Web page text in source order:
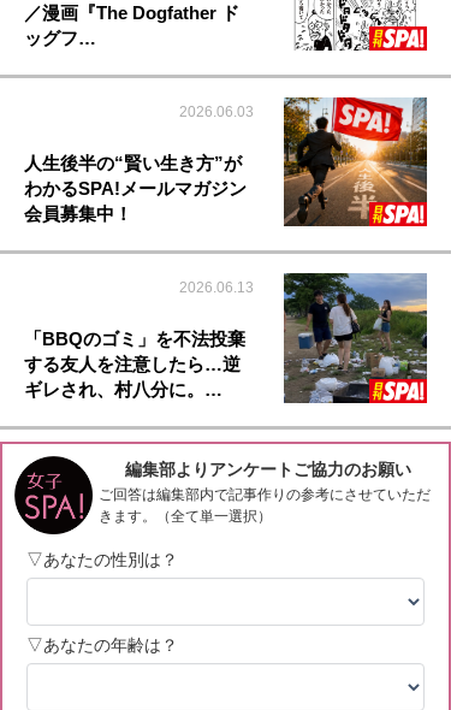
／漫画『The Dogfather ド
ッグフ…
2026.06.03
人生後半の“賢い生き方”が
わかるSPA!メールマガジン
会員募集中！
2026.06.13
「BBQのゴミ」を不法投棄
する友人を注意したら…逆
ギレされ、村八分に。…